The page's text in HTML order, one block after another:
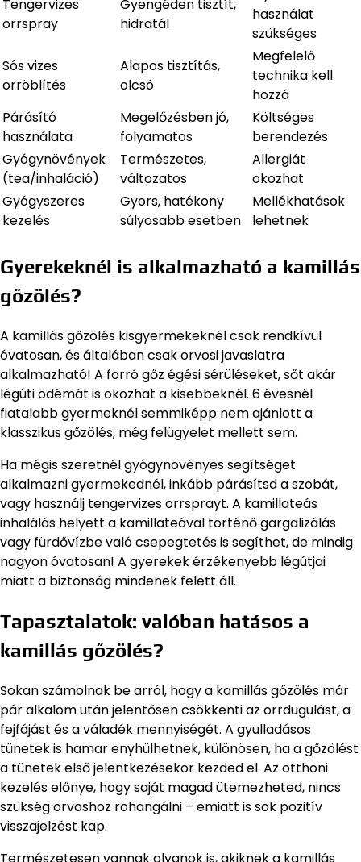
Tengervizes
orrspray
Gyengéden tisztít,
hidratál
használat
szükséges
Sós vizes
orröblítés
Alapos tisztítás,
olcsó
Megfelelő
technika kell
hozzá
Párásító
használata
Megelőzésben jó,
folyamatos
Költséges
berendezés
Gyógynövények
(tea/inhaláció)
Természetes,
változatos
Allergiát
okozhat
Gyógyszeres
kezelés
Gyors, hatékony
súlyosabb esetben
Mellékhatások
lehetnek
Gyerekeknél is alkalmazható a kamillás
gőzölés?
A kamillás gőzölés kisgyermekeknél csak rendkívül
óvatosan, és általában csak orvosi javaslatra
alkalmazható! A forró gőz égési sérüléseket, sőt akár
légúti ödémát is okozhat a kisebbeknél. 6 évesnél
fiatalabb gyermeknél semmiképp nem ajánlott a
klasszikus gőzölés, még felügyelet mellett sem.
Ha mégis szeretnél gyógynövényes segítséget
alkalmazni gyermekednél, inkább párásítsd a szobát,
vagy használj tengervizes orrsprayt. A kamillateás
inhalálás helyett a kamillateával történő gargalizálás
vagy fürdővízbe való csepegtetés is segíthet, de mindig
nagyon óvatosan! A gyerekek érzékenyebb légútjai
miatt a biztonság mindenek felett áll.
Tapasztalatok: valóban hatásos a
kamillás gőzölés?
Sokan számolnak be arról, hogy a kamillás gőzölés már
pár alkalom után jelentősen csökkenti az orrdugulást, a
fejfájást és a váladék mennyiségét. A gyulladásos
tünetek is hamar enyhülhetnek, különösen, ha a gőzölést
a tünetek első jelentkezésekor kezded el. Az otthoni
kezelés előnye, hogy saját magad ütemezheted, nincs
szükség orvoshoz rohangálni – emiatt is sok pozitív
visszajelzést kap.
Természetesen vannak olyanok is, akiknek a kamillás